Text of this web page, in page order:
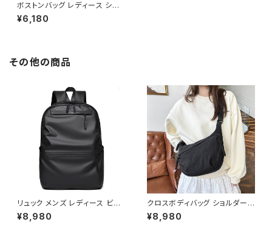
ボストンバッグ レディース ショ
ルダーバッグ 春夏 秋冬 春 夏
秋 冬 黒 バッグ マザーズバッグ
シンプルトート ママバッグ 大容
量 大きめ マザーズバッグ 旅行
4 ベージュグレー ブラック カレ
ッジコーデ カジュアル デイリー
デート お出かけ K-B0021
¥6,180
その他の商品
リュック メンズ レディース ビジ
ネスリュック バックパック 防水
リュック 大容量 PCリュック 通
¥8,980
クロスボディバッグ ショルダーバ
ッグ 斜めがけバッグ レディース
メンズ 男女兼用 軽量 カジュア
¥8,980